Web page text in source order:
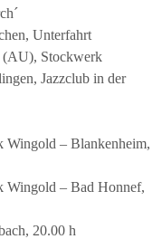
Unterfahrt
(AU), Stockwerk
Jazzclub in der
Wingold – Blankenheim,
Wingold – Bad Honnef,
20.00 h